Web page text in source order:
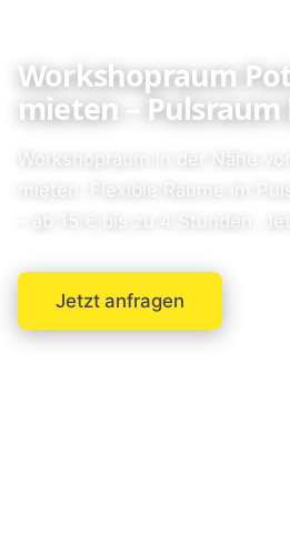
Workshopraum
mieten – Pulsraum
Workshopraum in der Nähe
mieten. Flexible Räume im
– ab 15 € bis zu 4 Stunden.
Jetzt anfragen